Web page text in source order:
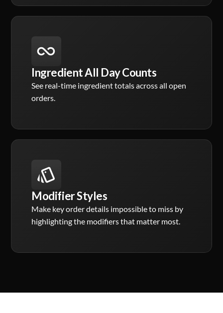
Ingredient All Day Counts
See real-time ingredient totals across all open
orders.
Modifier Styles
Make key order details impossible to miss by
highlighting the modifiers that matter most.